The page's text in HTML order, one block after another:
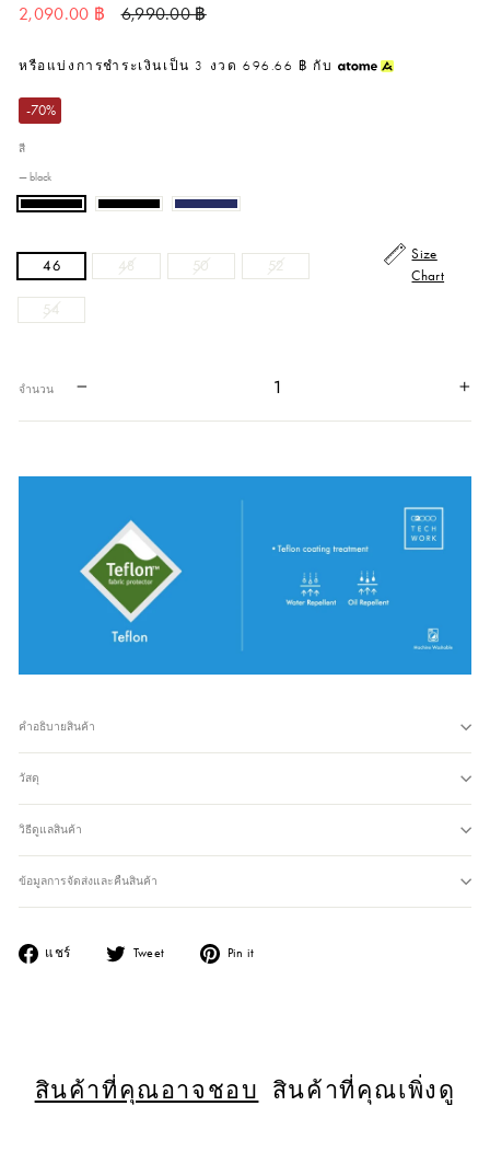
ราคาปกติ
2,090.00 ฿ 6,990.00 ฿
หรือแบ่งการชำระเงินเป็น 3 งวด696.66 ฿ กับ
-70%
สี
— black
46 48 50 52
54
Size
Chart
จำนวน − +
คำอธิบายสินค้า
วัสดุ
วิธีดูแลสินค้า
ข้อมูลการจัดส่งและคืนสินค้า
แชร์ แชร์ไปยัง Facebook
Tweet แชร์ไปยัง Twitter
Pin it
สินค้าที่คุณอาจชอบ สินค้าที่คุณเพิ่งดู